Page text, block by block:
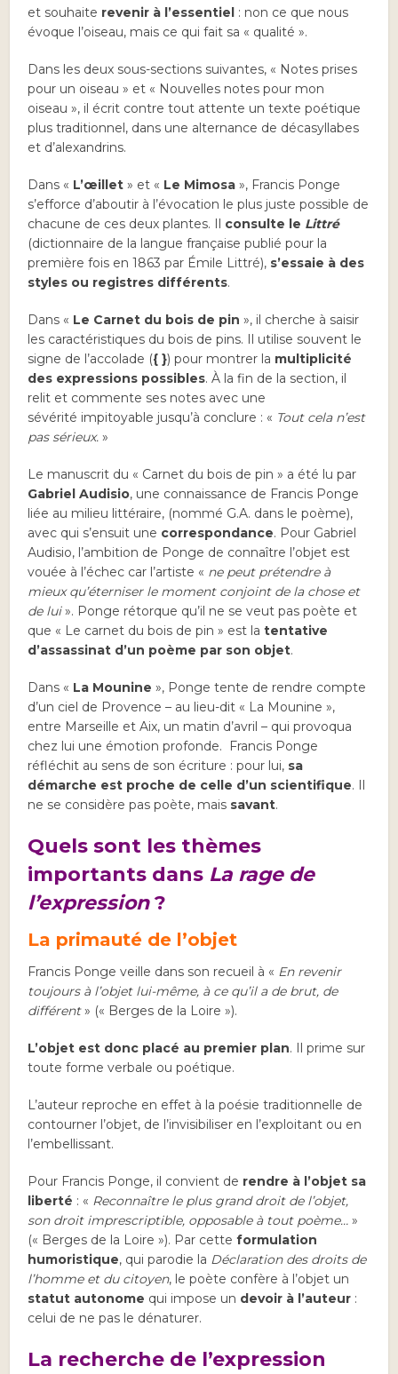
et souhaite revenir à l’essentiel : non ce que nous
évoque l’oiseau, mais ce qui fait sa « qualité ».
Dans les deux sous-sections suivantes, « Notes prises
pour un oiseau » et « Nouvelles notes pour mon
oiseau », il écrit contre tout attente un texte poétique
plus traditionnel, dans une alternance de décasyllabes
et d’alexandrins.
Dans « L’œillet » et « Le Mimosa », Francis Ponge
s’efforce d’aboutir à l’évocation le plus juste possible de
chacune de ces deux plantes. Il consulte le Littré
(dictionnaire de la langue française publié pour la
première fois en 1863 par Émile Littré), s’essaie à des
styles ou registres différents.
Dans « Le Carnet du bois de pin », il cherche à saisir
les caractéristiques du bois de pins. Il utilise souvent le
signe de l’accolade ({ }) pour montrer la multiplicité
des expressions possibles. À la fin de la section, il
relit et commente ses notes avec une
sévérité impitoyable jusqu’à conclure : « Tout cela n’est
pas sérieux. »
Le manuscrit du « Carnet du bois de pin » a été lu par
Gabriel Audisio, une connaissance de Francis Ponge
liée au milieu littéraire, (nommé G.A. dans le poème),
avec qui s’ensuit une correspondance. Pour Gabriel
Audisio, l’ambition de Ponge de connaître l’objet est
vouée à l’échec car l’artiste « ne peut prétendre à
mieux qu’éterniser le moment conjoint de la chose et
de lui». Ponge rétorque qu’il ne se veut pas poète et
que « Le carnet du bois de pin » est latentative
d’assassinat d’un poème par son objet.
Dans « La Mounine», Ponge tente de rendre compte
d’un ciel de Provence – au lieu-dit « La Mounine »,
entre Marseille et Aix, un matin d’avril – qui provoqua
chez lui une émotion profonde. Francis Ponge
réfléchit au sens de son écriture : pour lui, sa
démarche est proche de celle d’un scientifique. Il
ne se considère pas poète, mais savant.
Quels sont les thèmes
importants dans La rage de
l’expression?
La primauté de l’objet
Francis Ponge veille dans son recueil à « En revenir
toujours à l’objet lui-même, à ce qu’il a de brut, de
différent» (« Berges de la Loire »).
L’objet est donc placé au premier plan. Il prime sur
toute forme verbale ou poétique.
L’auteur reproche en effet à la poésie traditionnelle de
contourner l’objet, de l’invisibiliser en l’exploitant ou en
l’embellissant.
Pour Francis Ponge, il convient de rendre à l’objet sa
liberté : « Reconnaître le plus grand droit de l’objet,
son droit imprescriptible, opposable à tout poème… »
(« Berges de la Loire »). Par cetteformulation
humoristique, qui parodie la Déclaration des droits de
l’homme et du citoyen, le poète confère à l’objet un
statut autonome qui impose un devoir à l’auteur :
celui de ne pas le dénaturer.
La recherche de l’expression